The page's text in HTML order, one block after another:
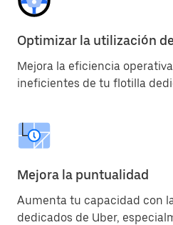
Optimizar la utilización
Mejora la eficiencia
ineficientes de tu flotilla
Mejora la puntualidad
Aumenta tu capacidad con
dedicados de Uber,